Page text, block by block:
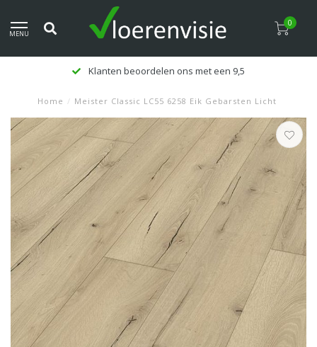
MENU
0
Klanten beoordelen ons met een 9,5
Home / Meister Classic LC55 6258 Eik Gebarsten Licht